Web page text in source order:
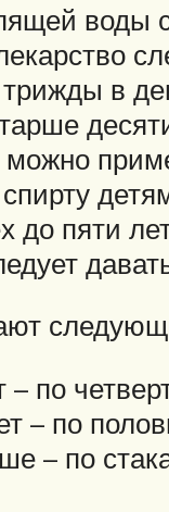
воды
в
до пяти
по
– по
– по